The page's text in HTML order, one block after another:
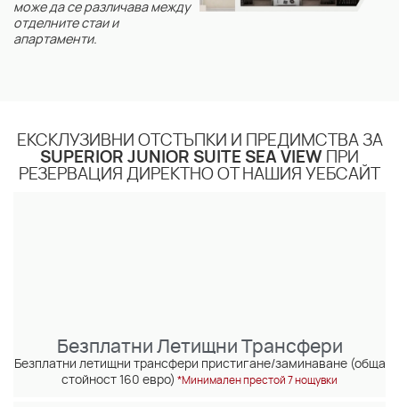
може да се различава между
отделните стаи и
апартаменти.
ЕКСКЛУЗИВНИ ОТСТЪПКИ И ПРЕДИМСТВА ЗА
SUPERIOR JUNIOR SUITE SEA VIEW ПРИ
РЕЗЕРВАЦИЯ ДИРЕКТНО ОТ НАШИЯ УЕБСАЙТ
Безплатни Летищни Трансфери
Безплатни летищни трансфери пристигане/заминаване (обща
стойност 160 евро) *Минимален престой 7 нощувки